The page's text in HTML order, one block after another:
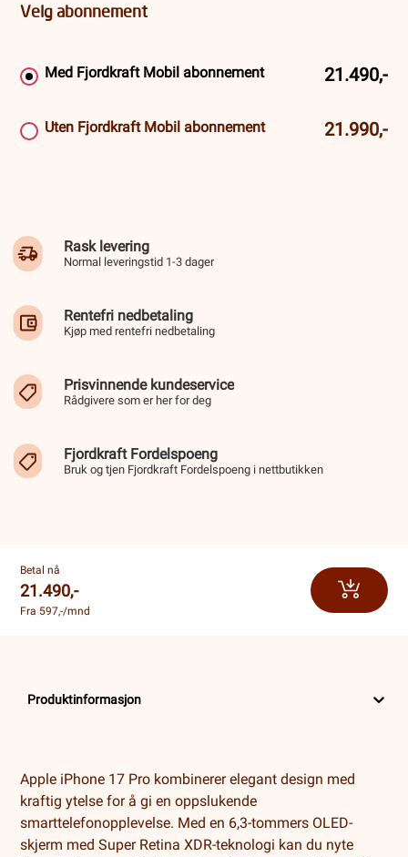
Velg abonnement
Med Fjordkraft Mobil abonnement 21.490,-
Uten Fjordkraft Mobil abonnement 21.990,-
Rask levering
Normal leveringstid 1-3 dager
Rentefri nedbetaling
Kjøp med rentefri nedbetaling
Prisvinnende kundeservice
Rådgivere som er her for deg
Fjordkraft Fordelspoeng
Bruk og tjen Fjordkraft Fordelspoeng i nettbutikken
Betal nå
21.490,-
Fra 597,-/mnd
Produktinformasjon
Apple iPhone 17 Pro kombinerer elegant design med
kraftig ytelse for å gi en oppslukende
smarttelefonopplevelse. Med en 6,3-tommers OLED-
skjerm med Super Retina XDR-teknologi kan du nyte